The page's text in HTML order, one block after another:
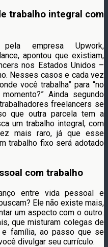
trabalho integral com
empresa Upwork,
apontou que existiam,
nos Estados Unidos –
Nesses casos e cada vez
você trabalha” para “no
Ainda segundo
freelancers se
que outra parcela tem a
um trabalho integral, com
mais raro, já que esse
trabalho fixo será adotado
com trabalho
entre vida pessoal e
Ele não existe mais,
um aspecto com o outro.
que misturam colegas de
família, ao passo que se
divulgar seu currículo.